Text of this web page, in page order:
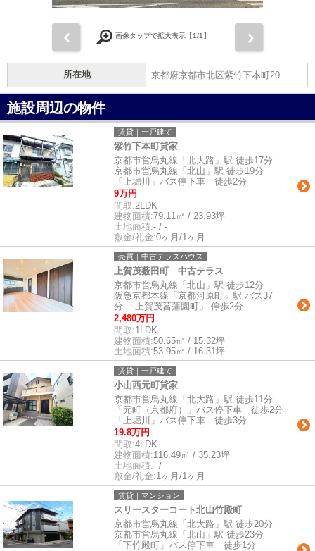
画像タップで拡大表示【1/1】
所在地 京都府京都市北区紫竹下本町20
施設周辺の物件
賃貸｜一戸建て
紫竹下本町貸家
京都市営烏丸線「北大路」駅 徒歩17分
京都市営烏丸線「北山」駅 徒歩19分
「上堀川」バス停下車 徒歩2分
9万円
間取:2LDK
建物面積:79.11㎡ / 23.93坪
土地面積:- / -
敷金/礼金:0ヶ月/1ヶ月
売買｜中古テラスハウス
上賀茂薮田町 中古テラス
京都市営烏丸線「北山」駅 徒歩12分
阪急京都本線「京都河原町」駅 バス37
分 「上賀茂菖蒲園町」 停歩2分
2,480万円
間取:1LDK
建物面積:50.65㎡ / 15.32坪
土地面積:53.95㎡ / 16.31坪
賃貸｜一戸建て
小山西元町貸家
京都市営烏丸線「北大路」駅 徒歩11分
「元町（京都府）」バス停下車 徒歩2分
「上堀川」バス停下車 徒歩3分
19.8万円
間取:4LDK
建物面積:116.49㎡ / 35.23坪
土地面積:- / -
敷金/礼金:1ヶ月/1ヶ月
賃貸｜マンション
スリースターコート北山竹殿町
京都市営烏丸線「北大路」駅 徒歩20分
京都市営烏丸線「北山」駅 徒歩23分
「下竹殿町」バス停下車 徒歩1分